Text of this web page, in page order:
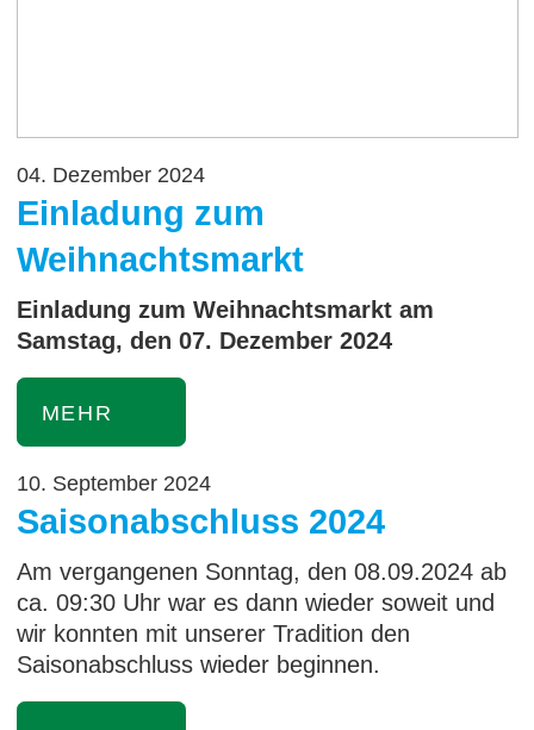
04. Dezember 2024
Einladung zum
Weihnachtsmarkt
Einladung zum Weihnachtsmarkt am
Samstag, den 07. Dezember 2024
MEHR
10. September 2024
Saisonabschluss 2024
Am vergangenen Sonntag, den 08.09.2024 ab
ca. 09:30 Uhr war es dann wieder soweit und
wir konnten mit unserer Tradition den
Saisonabschluss wieder beginnen.